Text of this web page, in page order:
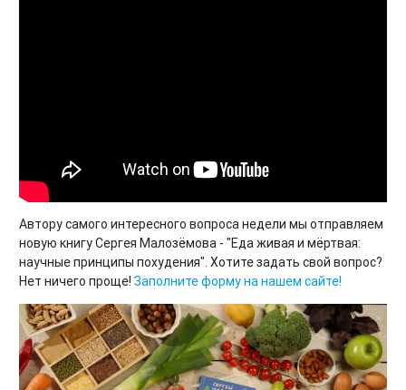
Автору самого интересного вопроса недели мы отправляем
новую книгу Сергея Малозёмова - "Еда живая и мёртвая:
научные принципы похудения". Хотите задать свой вопрос?
Нет ничего проще! Заполните форму на нашем сайте!